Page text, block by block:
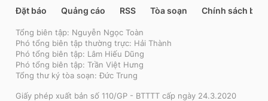
Đặt báo Quảng cáo RSS Tòa soạn Chính sách bảo
Tổng biên tập: Nguyễn Ngọc Toàn
Phó tổng biên tập thường trực: Hải Thành
Phó tổng biên tập: Lâm Hiếu Dũng
Phó tổng biên tập: Trần Việt Hưng
Tổng thư ký tòa soạn: Đức Trung
Giấy phép xuất bản số 110/GP - BTTTT cấp ngày 24.3.2020